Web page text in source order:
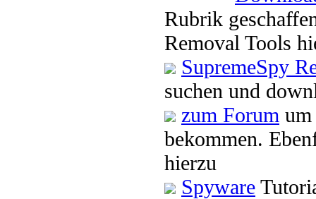
Rubrik
Removal Tools
SupremeSpy
suchen und
zum Forum
bekommen.
hierzu
Spyware